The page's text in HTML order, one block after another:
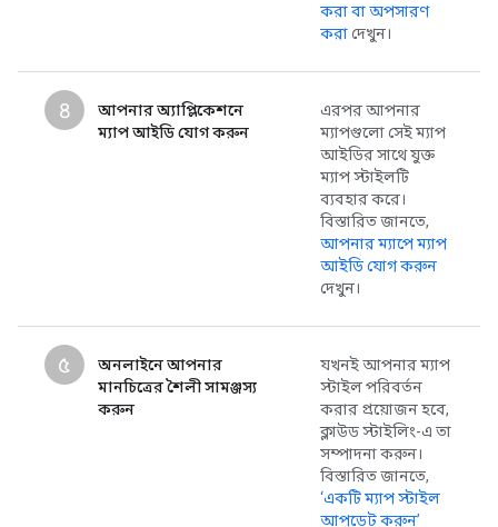
করা বা অপসারণ
করা দেখুন।
৪
আপনার অ্যাপ্লিকেশনে
ম্যাপ আইডি যোগ করুন
এরপর আপনার
ম্যাপগুলো সেই ম্যাপ
আইডির সাথে যুক্ত
ম্যাপ স্টাইলটি
ব্যবহার করে।
বিস্তারিত জানতে,
আপনার ম্যাপে ম্যাপ
আইডি যোগ করুন
দেখুন।
৫
অনলাইনে আপনার
মানচিত্রের শৈলী সামঞ্জস্য
করুন
যখনই আপনার ম্যাপ
স্টাইল পরিবর্তন
করার প্রয়োজন হবে,
ক্লাউড স্টাইলিং-এ তা
সম্পাদনা করুন।
বিস্তারিত জানতে,
‘একটি ম্যাপ স্টাইল
আপডেট করুন’